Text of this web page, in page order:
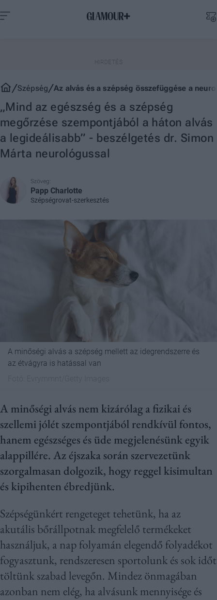
Szépség Az alvás és a szépség összefüggése a
„Mind az egészség és a szépség
megőrzése szempontjából a háton alvás
a legideálisabb” - beszélgetés dr. Simon
Márta neurológussal
Szöveg:
Papp Charlotte
Szépségrovat-szerkesztés
A minőségi alvás a szépség mellett az idegrendszerre és
az étvágyra is hatással van
A minőségi alvás nem kizárólag a fizikai és
szellemi jólét szempontjából rendkívül fontos,
hanem egészséges és üde megjelenésünk egyik
alappillére. Az éjszaka során szervezetünk
szorgalmasan dolgozik, hogy reggel kisimultan
és kipihenten ébredjünk.
Szépségünkért rengeteget tehetünk, ha az
akutális bőrállpotnak megfelelő termékeket
használjuk, a nap folyamán elegendő folyadékot
fogyasztunk, rendszeresen sportolunk és sok időt
töltünk szabad levegőn. Mindez önmagában
azonban nem elég, ha alvásunk mennyisége és